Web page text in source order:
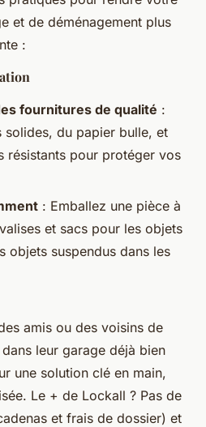
et de déménagement plus
:
fournitures de qualité :
solides, du papier bulle, et
résistants pour protéger vos
: Emballez une pièce à
et sacs pour les objets
objets suspendus dans les
amis ou des voisins de
leur garage déjà bien
une solution clé en main,
Le + de Lockall ? Pas de
et frais de dossier) et